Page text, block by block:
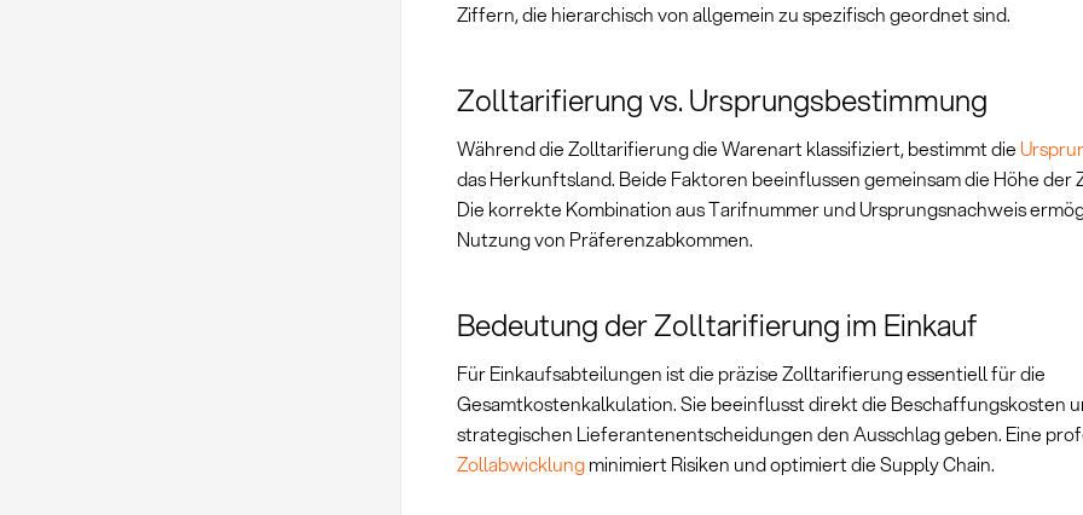
Ziffern, die hierarchisch von allgemein zu spezifisch geordnet sind.
Zolltarifierung vs. Ursprungsbestimmung
Während die Zolltarifierung die Warenart klassifiziert, bestimmt die
das Herkunftsland. Beide Faktoren beeinflussen gemeinsam die Höhe der
Die korrekte Kombination aus Tarifnummer und Ursprungsnachweis
Nutzung von Präferenzabkommen.
Bedeutung der Zolltarifierung im Einkauf
Für Einkaufsabteilungen ist die präzise Zolltarifierung essentiell für die
Gesamtkostenkalkulation. Sie beeinflusst direkt die Beschaffungskosten
strategischen Lieferantenentscheidungen den Ausschlag geben. Eine
Zollabwicklungminimiert Risiken und optimiert die Supply Chain.